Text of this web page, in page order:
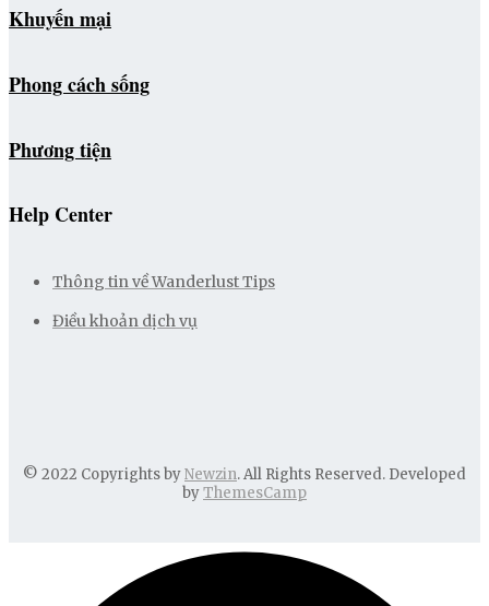
Khuyến mại
Phong cách sống
Phương tiện
Help Center
Thông tin về Wanderlust Tips
Điều khoản dịch vụ
© 2022 Copyrights byNewzin. All Rights Reserved. Developed
byThemesCamp